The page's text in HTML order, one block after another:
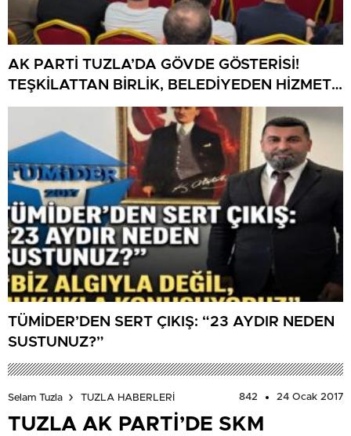
AK PARTİ TUZLA’DA GÖVDE GÖSTERİSİ!
TEŞKİLATTAN BİRLİK, BELEDİYEDEN HİZMET
MESAJI
TÜMİDER’DEN SERT ÇIKIŞ: “23 AYDIR NEDEN
SUSTUNUZ?”
Selam Tuzla TUZLA HABERLERİ 842 24 Ocak 2017
TUZLA AK PARTİ’DE SKM